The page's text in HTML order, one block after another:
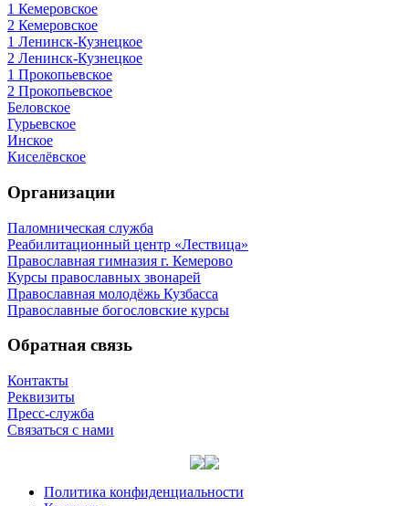
1 Кемеровское
2 Кемеровское
1 Ленинск-Кузнецкое
2 Ленинск-Кузнецкое
1 Прокопьевское
2 Прокопьевское
Беловское
Гурьевское
Инское
Киселёвское
Организации
Паломническая служба
Реабилитационный центр «Лествица»
Православная гимназия г. Кемерово
Курсы православных звонарей
Православная молодёжь Кузбасса
Православные богословские курсы
Обратная связь
Контакты
Реквизиты
Пресс-служба
Связаться с нами
Политика конфиденциальности